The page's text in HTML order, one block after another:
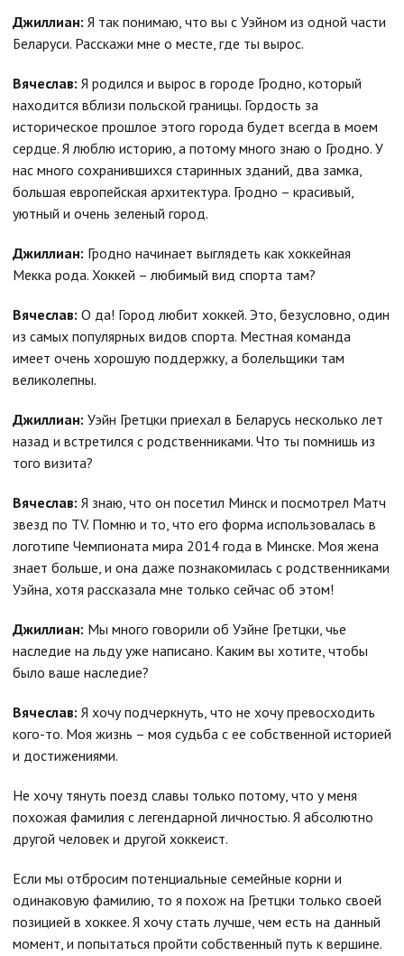
Джиллиан: Я так понимаю, что вы с Уэйном из одной части
Беларуси. Расскажи мне о месте, где ты вырос.
Вячеслав: Я родился и вырос в городе Гродно, который
находится вблизи польской границы. Гордость за
историческое прошлое этого города будет всегда в моем
сердце. Я люблю историю, а потому много знаю о Гродно. У
нас много сохранившихся старинных зданий, два замка,
большая европейская архитектура. Гродно – красивый,
уютный и очень зеленый город.
Джиллиан: Гродно начинает выглядеть как хоккейная
Мекка рода. Хоккей – любимый вид спорта там?
Вячеслав: О да! Город любит хоккей. Это, безусловно, один
из самых популярных видов спорта. Местная команда
имеет очень хорошую поддержку, а болельщики там
великолепны.
Джиллиан: Уэйн Гретцки приехал в Беларусь несколько лет
назад и встретился с родственниками. Что ты помнишь из
того визита?
Вячеслав: Я знаю, что он посетил Минск и посмотрел Матч
звезд по TV. Помню и то, что его форма использовалась в
логотипе Чемпионата мира 2014 года в Минске. Моя жена
знает больше, и она даже познакомилась с родственниками
Уэйна, хотя рассказала мне только сейчас об этом!
Джиллиан: Мы много говорили об Уэйне Гретцки, чье
наследие на льду уже написано. Каким вы хотите, чтобы
было ваше наследие?
Вячеслав: Я хочу подчеркнуть, что не хочу превосходить
кого-то. Моя жизнь – моя судьба с ее собственной историей
и достижениями.
Не хочу тянуть поезд славы только потому, что у меня
похожая фамилия с легендарной личностью. Я абсолютно
другой человек и другой хоккеист.
Если мы отбросим потенциальные семейные корни и
одинаковую фамилию, то я похож на Гретцки только своей
позицией в хоккее. Я хочу стать лучше, чем есть на данный
момент, и попытаться пройти собственный путь к вершине.